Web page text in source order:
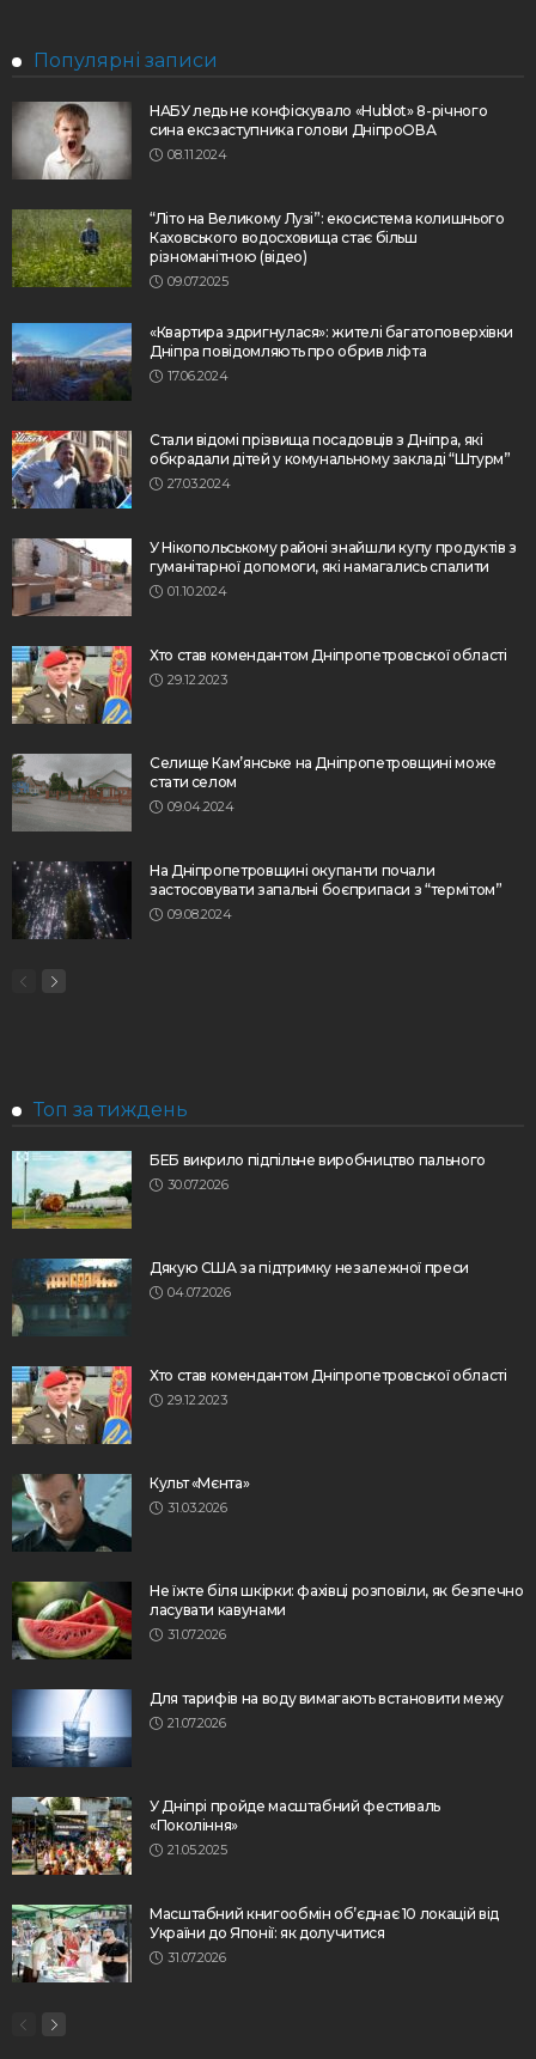
Популярні записи
НАБУ ледь не конфіскувало «Hublot» 8-річного
сина ексзаступника голови ДніпроОВА
08.11.2024
“Літо на Великому Лузі”: екосистема колишнього
Каховського водосховища стає більш
різноманітною (відео)
09.07.2025
«Квартира здригнулася»: жителі багатоповерхівки
Дніпра повідомляють про обрив ліфта
17.06.2024
Стали відомі прізвища посадовців з Дніпра, які
обкрадали дітей у комунальному закладі “Штурм”
27.03.2024
У Нікопольському районі знайшли купу продуктів з
гуманітарної допомоги, які намагались спалити
01.10.2024
Хто став комендантом Дніпропетровської області
29.12.2023
Селище Кам’янське на Дніпропетровщині може
стати селом
09.04.2024
На Дніпропетровщині окупанти почали
застосовувати запальні боєприпаси з “термітом”
09.08.2024
Топ за тиждень
БЕБ викрило підпільне виробництво пального
30.07.2026
Дякую США за підтримку незалежної преси
04.07.2026
Хто став комендантом Дніпропетровської області
29.12.2023
Культ «Мєнта»
31.03.2026
Не їжте біля шкірки: фахівці розповіли, як безпечно
ласувати кавунами
31.07.2026
Для тарифів на воду вимагають встановити межу
21.07.2026
У Дніпрі пройде масштабний фестиваль
«Покоління»
21.05.2025
Масштабний книгообмін об’єднає 10 локацій від
України до Японії: як долучитися
31.07.2026